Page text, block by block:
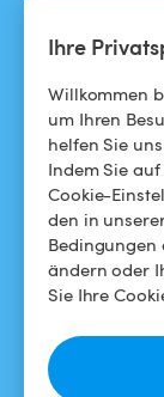
Ihre
Willkommen
um Ihren
helfen Sie
Indem Sie
Cookie-
den in
Bedingungen
ändern oder
Sie Ihre
NEWS
Blog
Swimmy in
Das